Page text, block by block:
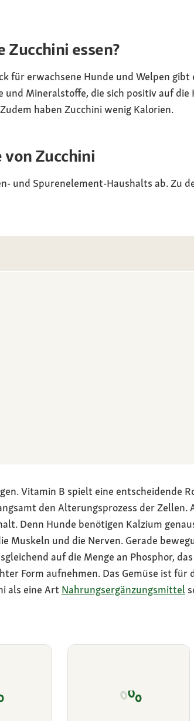
essen?
für erwachsene Hunde und Welpen gibt
Mineralstoffe, die sich positiv auf die
haben Zucchini wenig Kalorien.
Zucchini
und Spurenelement-Haushalts ab. Zu
Vitamin B spielt eine entscheidende
den Alterungsprozess der Zellen.
Denn Hunde benötigen Kalzium
Muskeln und die Nerven. Gerade
auf die Menge an Phosphor,
Form aufnehmen. Das Gemüse ist für
als eine Art Nahrungsergänzungsmittel